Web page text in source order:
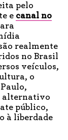
pelo
e canal no
realmente
no Brasil
veículos,
o
alternativo
público,
à liberdade